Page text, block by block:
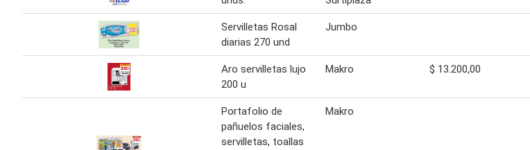
Servilletas Rosal
diarias 270 und
Jumbo
Aro servilletas lujo
200 u
Makro $ 13.200,00
Portafolio de
pañuelos faciales,
servilletas, toallas
Makro